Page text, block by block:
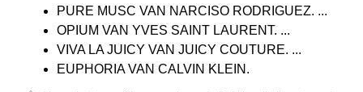
PURE MUSC VAN NARCISO RODRIGUEZ. ...
OPIUM VAN YVES SAINT LAURENT. ...
VIVA LA JUICY VAN JUICY COUTURE. ...
EUPHORIA VAN CALVIN KLEIN.